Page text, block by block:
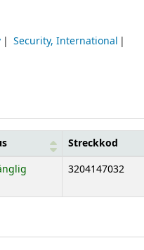
Security, International
Streckkod
3204147032